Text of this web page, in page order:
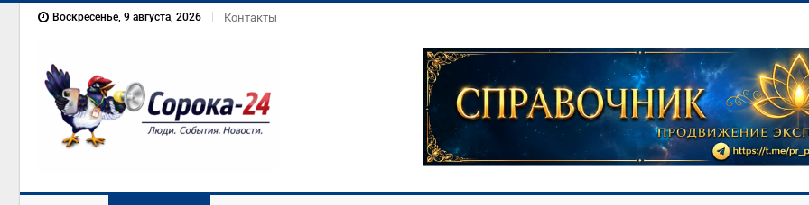
Воскресенье, 9 августа, 2026 Контакты